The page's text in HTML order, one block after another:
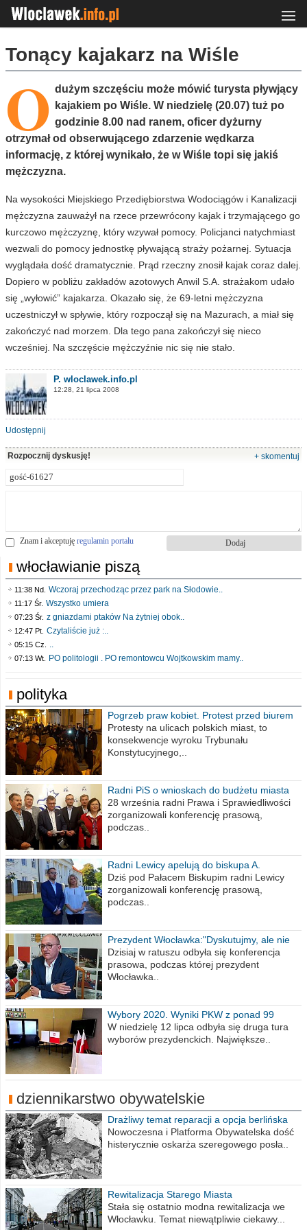
Tonący kajakarz na Wiśle
O dużym szczęściu może mówić turysta pływjący
kajakiem po Wiśle. W niedzielę (20.07) tuż po
godzinie 8.00 nad ranem, oficer dyżurny
otrzymał od obserwującego zdarzenie wędkarza
informację, z której wynikało, że w Wiśle topi się jakiś
mężczyzna.
Na wysokości Miejskiego Przediębiorstwa Wodociągów i Kanalizacji
mężczyzna zauważył na rzece przewrócony kajak i trzymającego go
kurczowo mężczyznę, który wzywał pomocy. Policjanci natychmiast
wezwali do pomocy jednostkę pływającą straży pożarnej. Sytuacja
wyglądała dość dramatycznie. Prąd rzeczny znosił kajak coraz dalej.
Dopiero w pobliżu zakładów azotowych Anwil S.A. strażakom udało
się „wyłowić” kajakarza. Okazało się, że 69-letni mężczyzna
uczestniczył w spływie, który rozpoczął się na Mazurach, a miał się
zakończyć nad morzem. Dla tego pana zakończył się nieco
wcześniej. Na szczęście mężczyźnie nic się nie stało.
P. wloclawek.info.pl
12:28, 21 lipca 2008
Udostępnij
Rozpocznij dyskusję! + skomentuj
Znam i akceptuję regulamin portalu
włocławianie piszą
11:38 Nd. Wczoraj przechodząc przez park na Słodowie..
11:17 Śr. Wszystko umiera
07:23 Śr. z gniazdami ptaków Na żytniej obok..
12:47 Pt. Czytaliście już :..
05:15 Cz. ..
07:13 Wt. PO politologii . PO remontowcu Wojtkowskim mamy..
polityka
Pogrzeb praw kobiet. Protest przed biurem
poselskim PiS
Protesty na ulicach polskich miast, to
konsekwencje wyroku Trybunału
Konstytucyjnego,..
Radni PiS o wnioskach do budżetu miasta
na 2021 rok
28 września radni Prawa i Sprawiedliwości
zorganizowali konferencję prasową,
podczas..
Radni Lewicy apelują do biskupa A.
Wiesława Meringa
Dziś pod Pałacem Biskupim radni Lewicy
zorganizowali konferencję prasową,
podczas..
Prezydent Włocławka:"Dyskutujmy, ale nie
obrażajmy się”
Dzisiaj w ratuszu odbyła się konferencja
prasowa, podczas której prezydent
Włocławka..
Wybory 2020. Wyniki PKW z ponad 99
procent obwodów
W niedzielę 12 lipca odbyła się druga tura
wyborów prezydenckich. Największe..
dziennikarstwo obywatelskie
Drażliwy temat reparacji a opcja berlińska
Nowoczesna i Platforma Obywatelska dość
histerycznie oskarża szeregowego posła..
Rewitalizacja Starego Miasta
Stała się ostatnio modna rewitalizacja we
Włocławku. Temat niewątpliwie ciekawy...